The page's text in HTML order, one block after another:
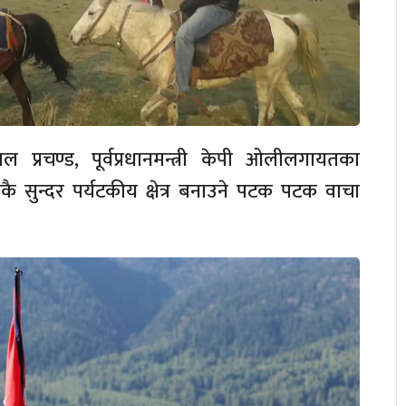
प्रचण्ड, पूर्वप्रधानमन्त्री केपी ओलीलगायतका
सुन्दर पर्यटकीय क्षेत्र बनाउने पटक पटक वाचा